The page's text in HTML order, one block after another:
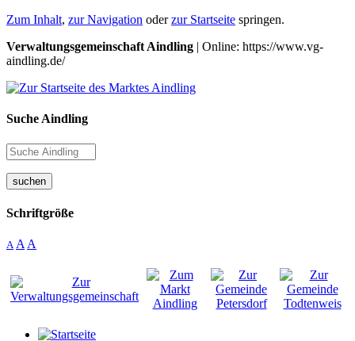
Zum Inhalt, zur Navigation oderzur Startseite springen.
Verwaltungsgemeinschaft Aindling | Online: https://www.vg-
aindling.de/
Suche Aindling
suchen
Schriftgröße
A A A